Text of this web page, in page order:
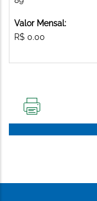
Valor Mensal:
R$ 0.00
PÁGINA